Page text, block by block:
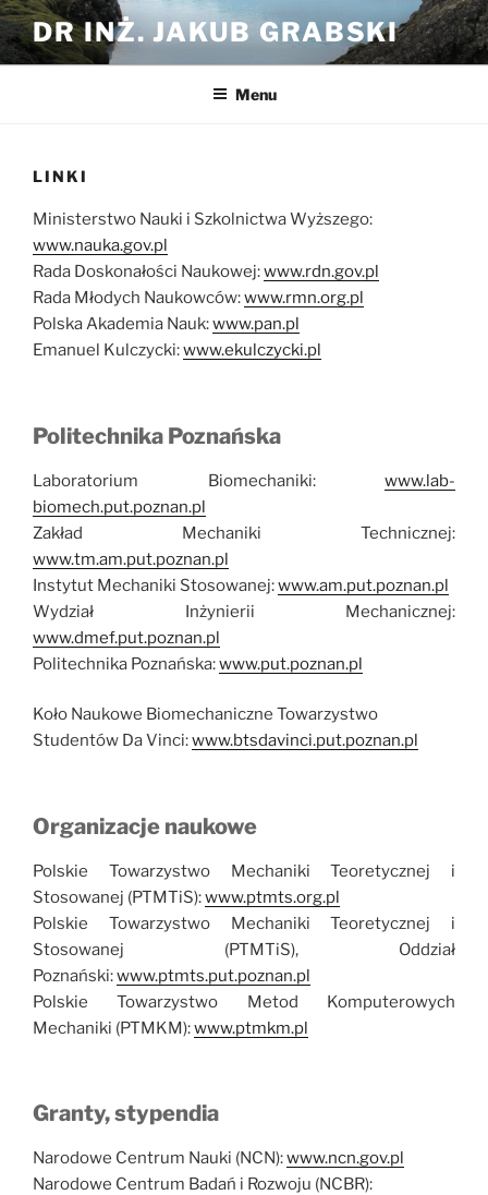
Przejdź
do
treści
DR INŻ. JAKUB GRABSKI
Menu
LINKI
Ministerstwo Nauki i Szkolnictwa Wyższego:
www.nauka.gov.pl
Rada Doskonałości Naukowej:www.rdn.gov.pl
Rada Młodych Naukowców:www.rmn.org.pl
Polska Akademia Nauk:www.pan.pl
Emanuel Kulczycki:www.ekulczycki.pl
Politechnika Poznańska
Laboratorium Biomechaniki: www.lab-
biomech.put.poznan.pl
Zakład Mechaniki Technicznej:
www.tm.am.put.poznan.pl
Instytut Mechaniki Stosowanej:www.am.put.poznan.pl
Wydział Inżynierii Mechanicznej:
www.dmef.put.poznan.pl
Politechnika Poznańska:www.put.poznan.pl
Koło Naukowe Biomechaniczne Towarzystwo
Studentów Da Vinci:www.btsdavinci.put.poznan.pl
Organizacje naukowe
Polskie Towarzystwo Mechaniki Teoretycznej i
Stosowanej (PTMTiS):www.ptmts.org.pl
Polskie Towarzystwo Mechaniki Teoretycznej i
Stosowanej (PTMTiS), Oddział
Poznański:www.ptmts.put.poznan.pl
Polskie Towarzystwo Metod Komputerowych
Mechaniki (PTMKM):www.ptmkm.pl
Granty, stypendia
Narodowe Centrum Nauki (NCN):www.ncn.gov.pl
Narodowe Centrum Badań i Rozwoju (NCBR):